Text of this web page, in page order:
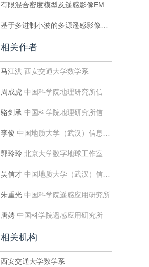
有限混合密度模型及遥感影像EM聚类算法
基于多进制小波的多源遥感影像融合
相关作者
马江洪 西安交通大学数学系
周成虎 中国科学院地理研究所信息室
骆剑承 中国科学院地理研究所信息室
李俊 中国地质大学（武汉）信息工程学院
郭玲玲 北京大学数字地球工作室
吴信才 中国地质大学（武汉）信息工程学院
朱重光 中国科学院遥感应用研究所
唐娉 中国科学院遥感应用研究所
相关机构
西安交通大学数学系